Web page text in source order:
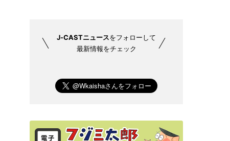
J-CASTニュースをフォローして
最新情報をチェック